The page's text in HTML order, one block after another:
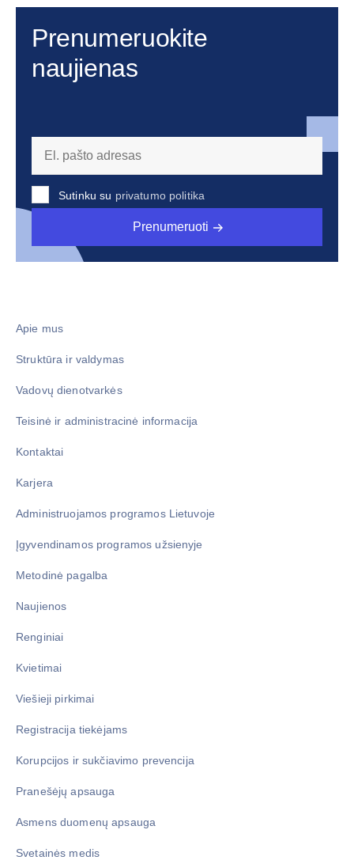
Prenumeruokite
naujienas
Sutinku su privatumo politika
Prenumeruoti
Apie mus
Struktūra ir valdymas
Vadovų dienotvarkės
Teisinė ir administracinė informacija
Kontaktai
Karjera
Administruojamos programos Lietuvoje
Įgyvendinamos programos užsienyje
Metodinė pagalba
Naujienos
Renginiai
Kvietimai
Viešieji pirkimai
Registracija tiekėjams
Korupcijos ir sukčiavimo prevencija
Pranešėjų apsauga
Asmens duomenų apsauga
Svetainės medis